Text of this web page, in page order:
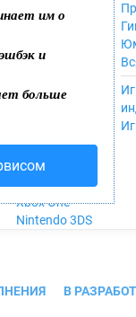
им о
и
больше
Nintendo DS
iOS
Sega Mega Drive
Mobile
Nintendo Wii U
PlayStation 4
Xbox One
Nintendo 3DS
В